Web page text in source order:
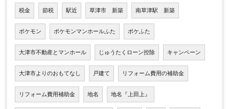
税金 節税 駅近 草津市 新築 南草津駅 新築
ポケモン ポケモンマンホールふた ポケふた
大津市不動産とマンホール じゅうたくローン控除 キャンペーン
大津市よりのおもてなし 戸建て リフォーム費用の補助金
リフォーム費用補助金 地名 地名『上田上』